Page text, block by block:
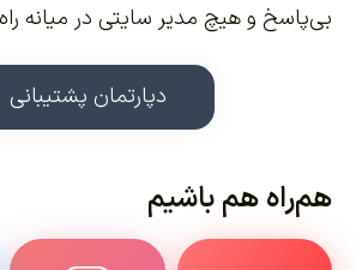
بی‌پاسخ و هیچ مدیر سایتی در میانه راه
دپارتمان پشتیبانی
هم‌راه هم باشیم